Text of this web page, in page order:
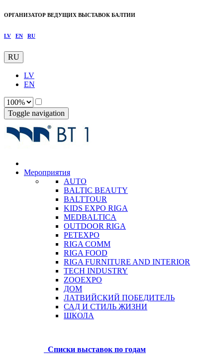
ОРГАНИЗАТОР ВЕДУЩИХ ВЫСТАВОК БАЛТИИ
LV EN RU
RU
LV
EN
Toggle navigation
Мероприятия
AUTO
BALTIC BEAUTY
BALTTOUR
KIDS EXPO RIGA
MEDBALTICA
OUTDOOR RIGA
PETEXPO
RIGA COMM
RIGA FOOD
RIGA FURNITURE AND INTERIOR
TECH INDUSTRY
ZOOEXPO
ДОМ
ЛАТВИЙСКИЙ ПОБЕДИТЕЛЬ
САД И СТИЛЬ ЖИЗНИ
ШКОЛА
Списки выставок по годам